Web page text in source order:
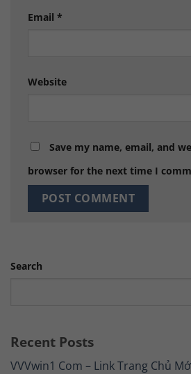
Email *
Website
Save my name, email, and
browser for the next time I
Search
Recent Posts
VVVwin1 Com – Link Trang Chủ